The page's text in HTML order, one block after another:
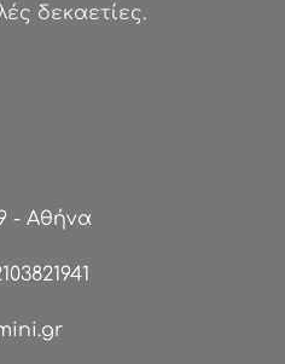
δεκαετίες.
- Αθήνα